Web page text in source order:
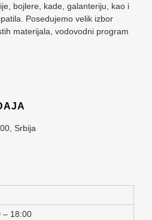
bojlere, kade, galanteriju, kao i
Posedujemo velik izbor
materijala, vodovodni program
Srbija
– 18:00